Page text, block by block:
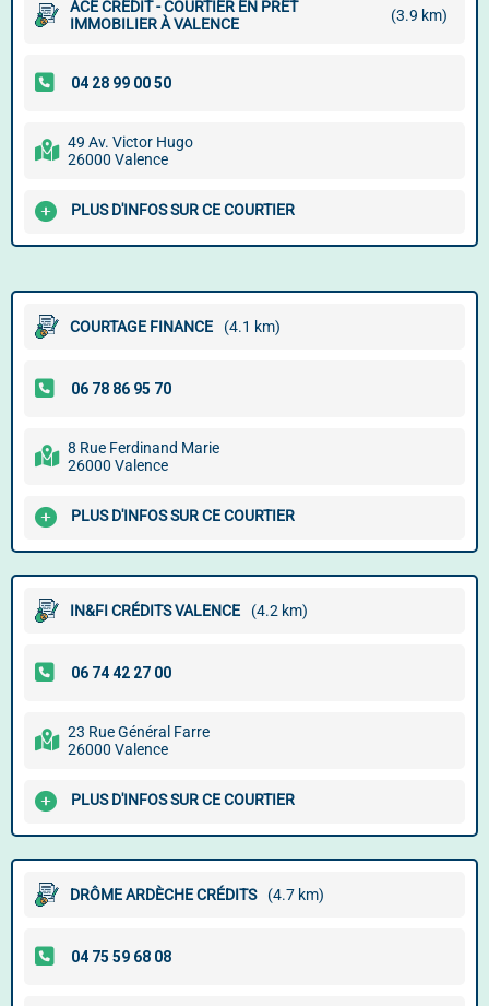
ACE CRÉDIT - COURTIER EN PRÊT
IMMOBILIER À VALENCE
(3.9 km)
49 Av. Victor Hugo
26000 Valence
PLUS D'INFOS SUR CE COURTIER
COURTAGE FINANCE (4.1 km)
8 Rue Ferdinand Marie
26000 Valence
PLUS D'INFOS SUR CE COURTIER
IN&FI CRÉDITS VALENCE (4.2 km)
23 Rue Général Farre
26000 Valence
PLUS D'INFOS SUR CE COURTIER
DRÔME ARDÈCHE CRÉDITS (4.7 km)